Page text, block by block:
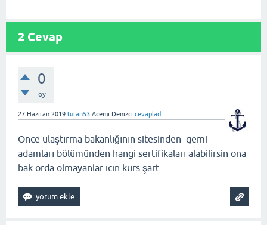
2 Cevap
0
oy
27 Haziran 2019 turan53 Acemi Denizci cevapladı
Önce ulaştırma bakanlığının sitesinden gemi
adamları bölümünden hangi sertifikaları alabilirsin ona
bak orda olmayanlar icin kurs şart